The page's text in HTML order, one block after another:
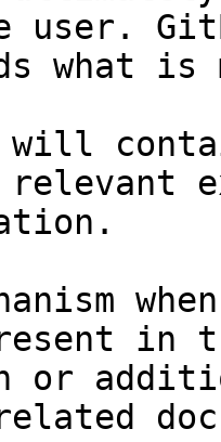
user.
what
will
relevant
in